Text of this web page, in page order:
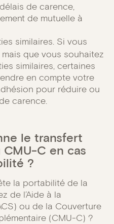
de carence,
de mutuelle à
similaires. Si vous
que vous souhaitez
similaires, certaines
en compte votre
pour réduire ou
carence.
le transfert
C en cas
?
la portabilité de la
de l’Aide à la
ou de la Couverture
(CMU-C) ?